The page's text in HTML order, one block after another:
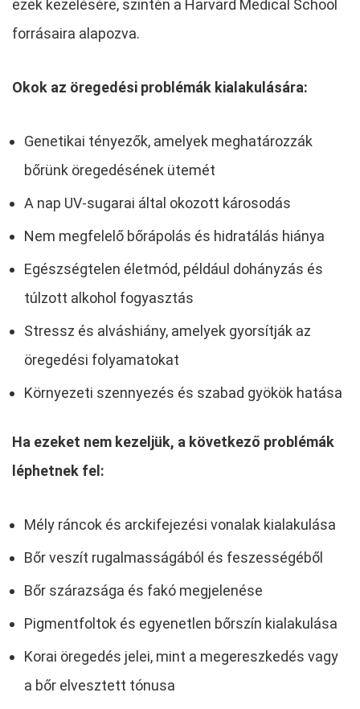
ezek kezelésére, szintén a Harvard Medical School
forrásaira alapozva.
Okok az öregedési problémák kialakulására:
Genetikai tényezők, amelyek meghatározzák
bőrünk öregedésének ütemét
A nap UV-sugarai által okozott károsodás
Nem megfelelő bőrápolás és hidratálás hiánya
Egészségtelen életmód, például dohányzás és
túlzott alkohol fogyasztás
Stressz és alváshiány, amelyek gyorsítják az
öregedési folyamatokat
Környezeti szennyezés és szabad gyökök hatása
Ha ezeket nem kezeljük, a következő problémák
léphetnek fel:
Mély ráncok és arckifejezési vonalak kialakulása
Bőr veszít rugalmasságából és feszességéből
Bőr szárazsága és fakó megjelenése
Pigmentfoltok és egyenetlen bőrszín kialakulása
Korai öregedés jelei, mint a megereszkedés vagy
a bőr elvesztett tónusa